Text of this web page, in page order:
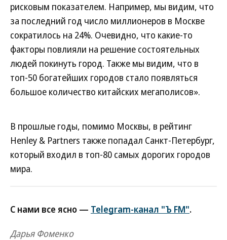
рисковым показателем. Например, мы видим, что
за последний год число миллионеров в Москве
сократилось на 24%. Очевидно, что какие-то
факторы повлияли на решение состоятельных
людей покинуть город. Также мы видим, что в
топ-50 богатейших городов стало появляться
большое количество китайских мегаполисов».
В прошлые годы, помимо Москвы, в рейтинг
Henley & Partners также попадал Санкт-Петербург,
который входил в топ-80 самых дорогих городов
мира.
С нами все ясно — Telegram-канал "Ъ FM".
Дарья Фоменко